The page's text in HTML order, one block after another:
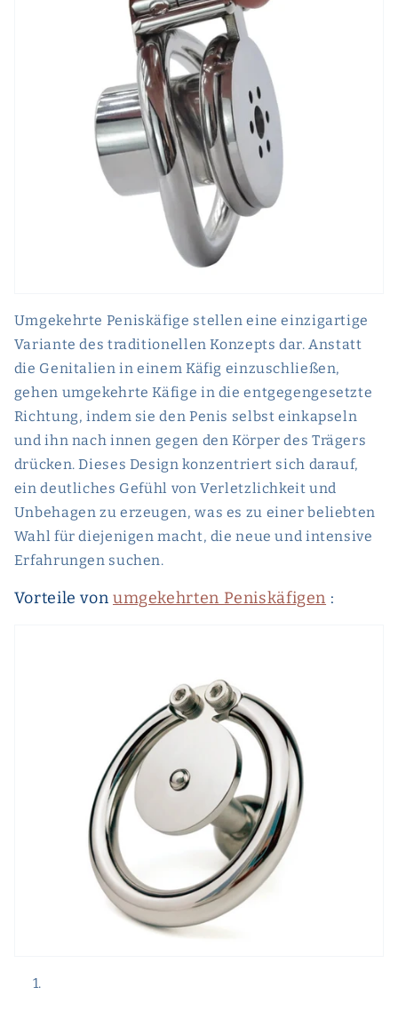
Umgekehrte Peniskäfige stellen eine einzigartige
Variante des traditionellen Konzepts dar. Anstatt
die Genitalien in einem Käfig einzuschließen,
gehen umgekehrte Käfige in die entgegengesetzte
Richtung, indem sie den Penis selbst einkapseln
und ihn nach innen gegen den Körper des Trägers
drücken. Dieses Design konzentriert sich darauf,
ein deutliches Gefühl von Verletzlichkeit und
Unbehagen zu erzeugen, was es zu einer beliebten
Wahl für diejenigen macht, die neue und intensive
Erfahrungen suchen.
Vorteile von umgekehrten Peniskäfigen :